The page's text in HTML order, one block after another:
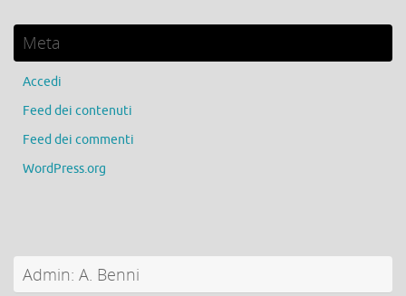
Meta
Accedi
Feed dei contenuti
Feed dei commenti
WordPress.org
Admin: A. Benni